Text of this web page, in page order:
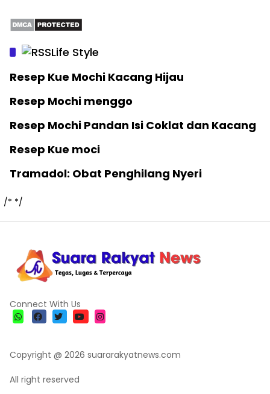
Life Style
Resep Kue Mochi Kacang Hijau
Resep Mochi menggo
Resep Mochi Pandan Isi Coklat dan Kacang
Resep Kue moci
Tramadol: Obat Penghilang Nyeri
/* */
Connect With Us
Copyright @ 2026 suararakyatnews.com
All right reserved